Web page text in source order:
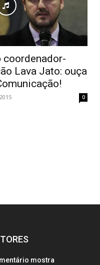
coordenador-
Lava Jato: ouça
0
mostra